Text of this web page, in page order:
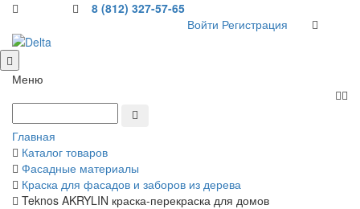
8 (812) 327-57-65
Войти Регистрация
Меню
Главная
Каталог товаров
Фасадные материалы
Краска для фасадов и заборов из дерева
Teknos AKRYLIN краска-перекраска для домов